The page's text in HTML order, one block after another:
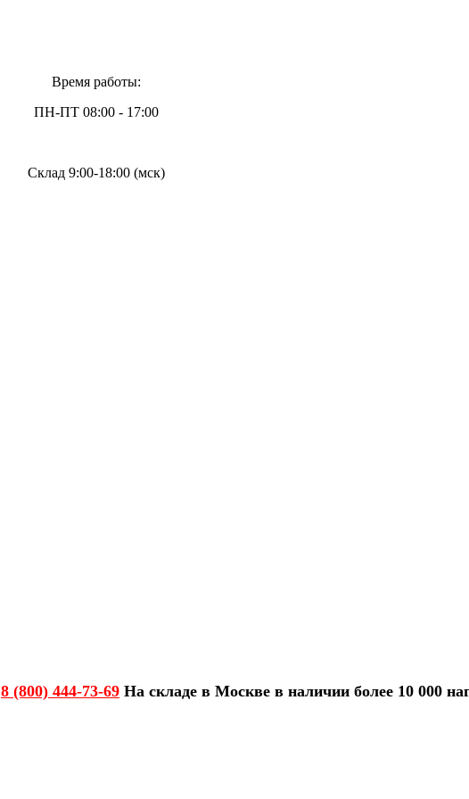
Время работы:
ПН-ПТ 08:00 - 17:00
Склад 9:00-18:00 (мск)
8 (800) 444-73-69 На складе в Москве в наличии более 10 000